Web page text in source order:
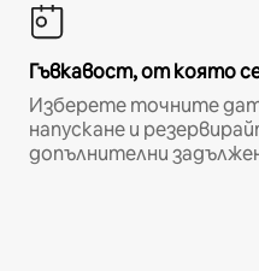
Гъвкавост, от която
Изберете точните
напускане и
допълнителни